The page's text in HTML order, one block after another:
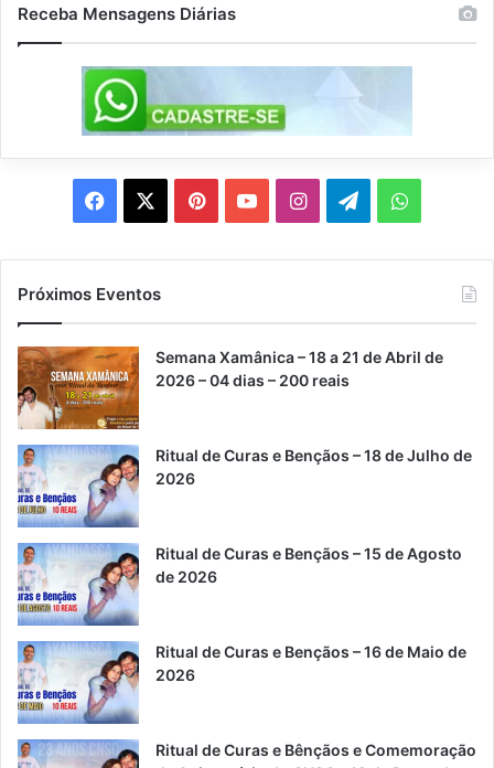
Receba Mensagens Diárias
c
b
o
o
k
P
e
e
t
u
e
I
a
r
m
a
W
p
Próximos Eventos
Semana Xamânica – 18 a 21 de Abril de
2026 – 04 dias – 200 reais
Ritual de Curas e Bençãos – 18 de Julho de
2026
Ritual de Curas e Bençãos – 15 de Agosto
de 2026
Ritual de Curas e Bençãos – 16 de Maio de
2026
Ritual de Curas e Bênçãos e Comemoração